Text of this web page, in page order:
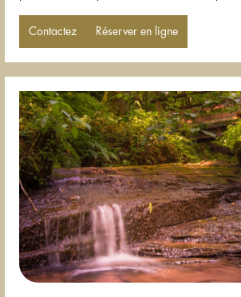
Contactez Réserver en ligne